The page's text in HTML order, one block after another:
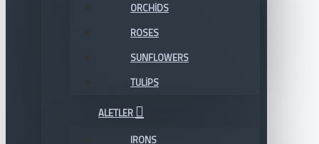
ORCHIDS
ROSES
SUNFLOWERS
TULIPS
ALETLER
IRONS